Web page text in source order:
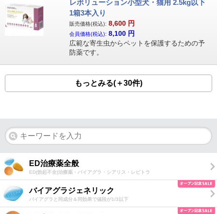
レボリューション小型犬・猫用 2.5kg以下
1箱3本入り
販売価格(税込): 8,600 円
会員価格(税込): 8,100 円
広範な寄生虫からペットを保護するための予
防薬です。
もっとみる(＋30件)
ED治療薬全般
ED(勃起不全)治療薬・バイアグラ・シアリス・レビトラ
バイアグラジェネリック
バイアグラと同成分＆同効果で値段が1/3以下